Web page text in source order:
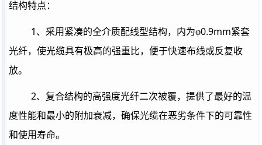
结构特点：
1 、采用紧凑的全介质配线型结构，内为φ0.9mm紧套
光纤，使光缆具有极高的强重比，便于快速布线或反复收
放。
2、复合结构的高强度光纤二次被覆，提供了最好的温
度性能和最小的附加衰减，确保光缆在恶劣条件下的可靠性
和使用寿命。